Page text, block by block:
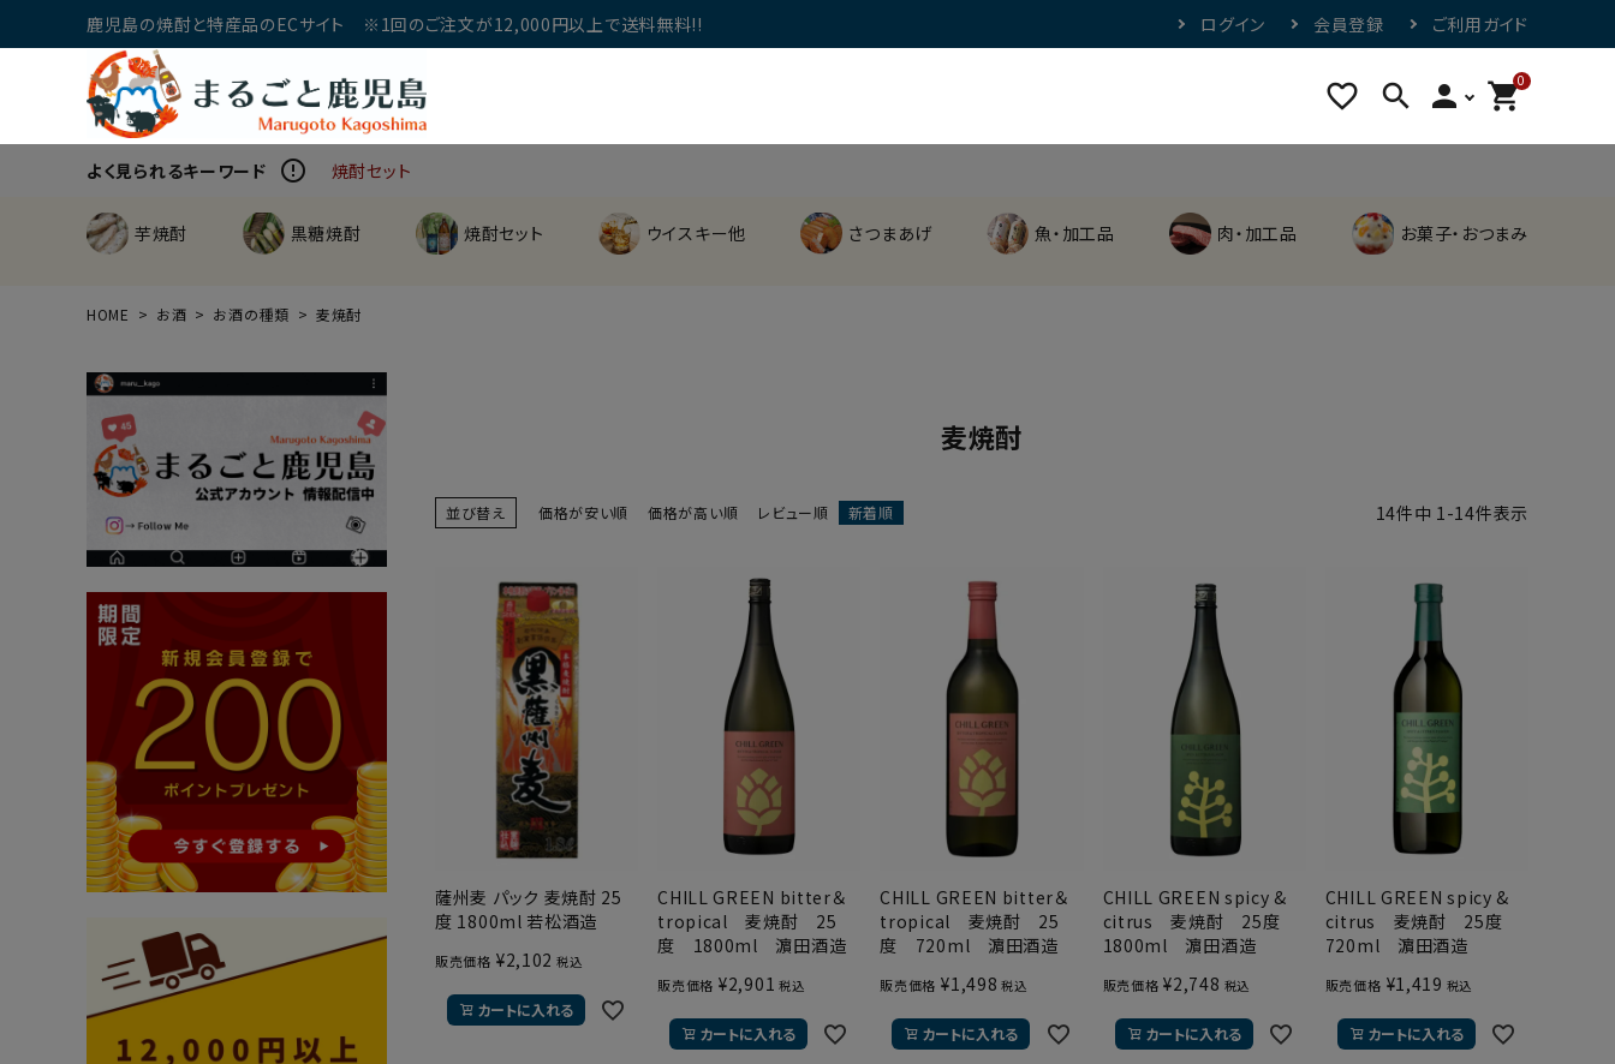
鹿児島の焼酎と特産品のECサイト ※1回のご注文が12,000円以上で送料無料!! ログイン 会員登録 ご利用ガイド
favorite_border search person 0
shopping_cart
よく見られるキーワード error_outline 焼酎セット
芋焼酎 黒糖焼酎 焼酎セット ウイスキー他 さつまあげ 魚・加工品 肉・加工品 お菓子・おつまみ
HOME お酒 お酒の種類 麦焼酎
麦焼酎
並び替え 価格が安い順 価格が高い順 レビュー順 新着順 14件中 1 -14件表示
薩州麦 パック 麦焼酎 25
度 1800ml 若松酒造
販売価格 ¥2,102 税込
カートに入れる
CHILL GREEN bitter＆
tropical 麦焼酎 25
度 1800ml 濵田酒造
販売価格 ¥2,901 税込
カートに入れる
CHILL GREEN bitter＆
tropical 麦焼酎 25
度 720ml 濵田酒造
販売価格 ¥1,498 税込
カートに入れる
CHILL GREEN spicy &
citrus 麦焼酎 25度
1800ml 濵田酒造
販売価格 ¥2,748 税込
カートに入れる
CHILL GREEN spicy &
citrus 麦焼酎 25度
720ml 濵田酒造
販売価格 ¥1,419 税込
カートに入れる